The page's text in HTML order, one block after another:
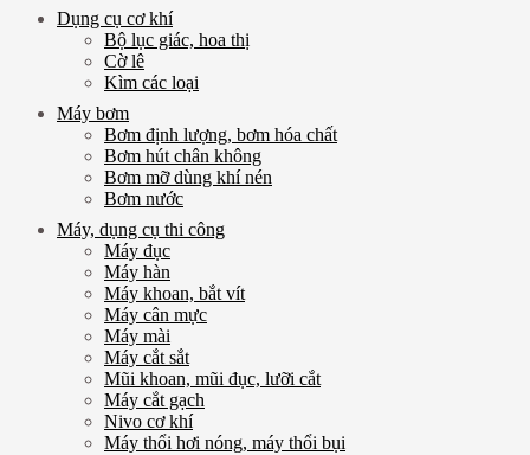
Dụng cụ cơ khí
Bộ lục giác, hoa thị
Cờ lê
Kìm các loại
Máy bơm
Bơm định lượng, bơm hóa chất
Bơm hút chân không
Bơm mỡ dùng khí nén
Bơm nước
Máy, dụng cụ thi công
Máy đục
Máy hàn
Máy khoan, bắt vít
Máy cân mực
Máy mài
Máy cắt sắt
Mũi khoan, mũi đục, lưỡi cắt
Máy cắt gạch
Nivo cơ khí
Máy thổi hơi nóng, máy thổi bụi